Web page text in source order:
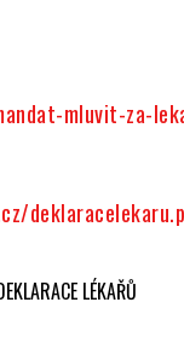
mluvit-za-
LÉKAŘŮ